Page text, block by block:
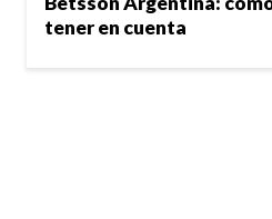
tener en cuenta